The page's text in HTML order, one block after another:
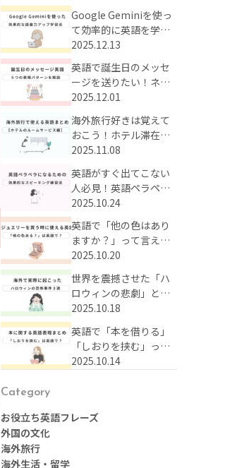
Google Geminiを使っ
て効率的に英語を学ぼ
う！時短で英単語が身
とは？
2025.12.13
英語で誕生日のメッセ
ージを送りたい！ネイ
ティブも使うかっこい
てご紹介
2025.12.01
海外旅行好きは覚えて
おこう！ホテル滞在中
のルームサービスに使
2025.11.08
英語がすぐ出てこない
人必見！英語ペラペラ
に近づくための効果的
2025.10.24
英語で「他の色はあり
ますか？」って言え
る？海外のジュエリー
フレーズまとめ
2025.10.20
世界を震撼させた「ハ
ロウィンの悲劇」と
は？海外で実際にあっ
2025.10.18
英語で「本を借りる」
「しおりを挟む」って
なんて言う？本に関す
2025.10.14
Category
お役立ち英語フレーズ
外国の文化
海外旅行
海外生活・留学